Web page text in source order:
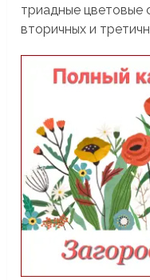
триадные цветовые
вторичных и